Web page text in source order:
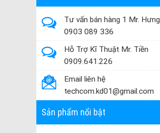
Tư vấn bán hàng 1 Mr. Hưng
0903 089 336
Hỗ Trợ Kĩ Thuật Mr. Tiền
0909.641.226
Email liên hệ
techcom.kd01@gmail.com
Sản phẩm nổi bật